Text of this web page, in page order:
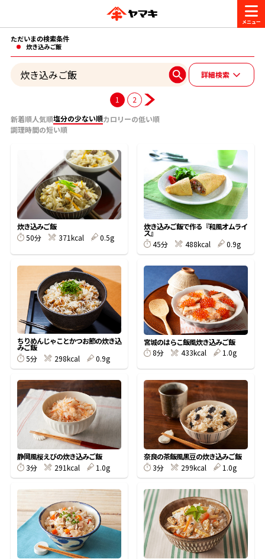
商品情報
ヤマキ『めんつゆ』 ヤマキ 割烹白だし
旨さ、別格。だし屋の鍋 韓福善シリーズ
サッと鍋® 楽チン鍋®
レシピ
おいしいレシピを探す
おいしいレシピトップ
主食レシピ
主菜レシピ
汁物レシピ
時短レシピ
おいしいレシピを商品から探す
かつお節レシピ
めんつゆレシピ
割烹白だしレシピ
レシピ特設サイト
割烹白だしレシピ特集
かつお節・だしを楽しむ
かつお節・だしを知る
だしの取り方
かつお節の削り方
かつお節・だしをもっと知る
ヤマキ かつお節プラス®
かつお節・だしを楽しむ
だしコミュ
CM・キャンペーン
キャンペーン一覧
企業・採用情報
企業情報
- 百年対話
- ヤマキ かつお節プラス®
採用情報
- ジョブリターン制
お問い合わせ
ヤマキお客様相談室
オンラインショップ
コミュニティサイト
Global
ただいまの検索条件
炊き込みご飯
詳細検索
1
2
新着順人気順塩分の少ない順カロリーの低い順
調理時間の短い順
炊き込みご飯
50分
371kcal 0.5g
炊き込みご飯で作る『和風オムライ
ス』
45分
488kcal 0.9g
ちりめんじゃことかつお節の炊き込
みご飯
5分
298kcal 0.9g
宮城のはらこ飯風炊き込みご飯
8分
433kcal 1.0g
静岡風桜えびの炊き込みご飯
3分
291kcal 1.0g
奈良の茶飯風黒豆の炊き込みご飯
3分
299kcal 1.0g